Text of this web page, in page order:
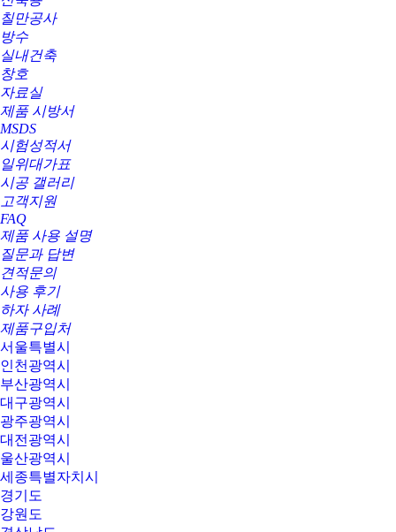
칠만공사
방수
실내건축
창호
자료실
제품 시방서
MSDS
시험성적서
일위대가표
시공 갤러리
고객지원
FAQ
제품 사용 설명
질문과 답변
견적문의
사용 후기
하자 사례
제품구입처
서울특별시
인천광역시
부산광역시
대구광역시
광주광역시
대전광역시
울산광역시
세종특별자치시
경기도
강원도